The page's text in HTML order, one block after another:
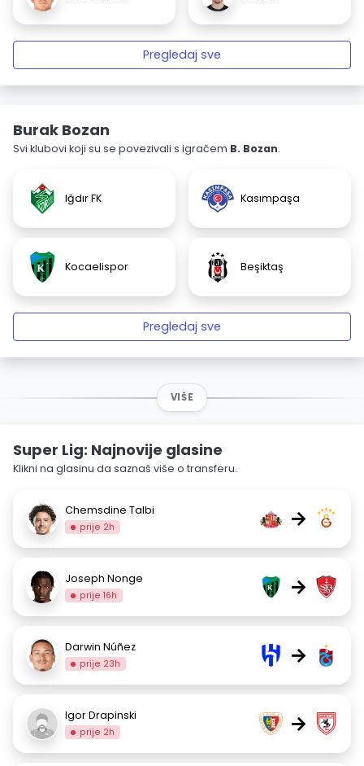
Pregledaj sve
Burak Bozan
Svi klubovi koji su se povezivali s igračem B. Bozan.
Iğdır FK Kasımpaşa
Kocaelispor Beşiktaş
Pregledaj sve
VIŠE
Super Lig: Najnovije glasine
Klikni na glasinu da saznaš više o transferu.
Chemsdine Talbi
prije 2h →
Joseph Nonge
prije 16h →
Darwin Núñez
prije 23h →
Igor Drapinski
prije 2h →